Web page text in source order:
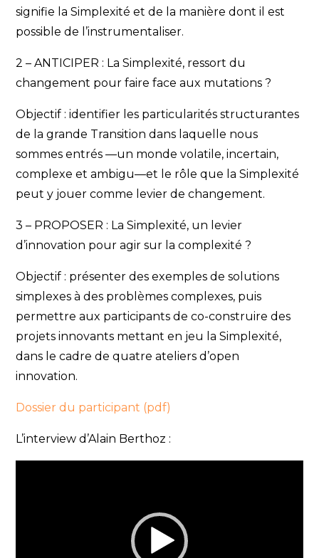
signifie la Simplexité et de la manière dont il est
possible de l’instrumentaliser.
2 – ANTICIPER : La Simplexité, ressort du
changement pour faire face aux mutations ?
Objectif : identifier les particularités structurantes
de la grande Transition dans laquelle nous
sommes entrés —un monde volatile, incertain,
complexe et ambigu—et le rôle que la Simplexité
peut y jouer comme levier de changement.
3 – PROPOSER : La Simplexité, un levier
d’innovation pour agir sur la complexité ?
Objectif : présenter des exemples de solutions
simplexes à des problèmes complexes, puis
permettre aux participants de co-construire des
projets innovants mettant en jeu la Simplexité,
dans le cadre de quatre ateliers d’open
innovation.
Dossier du participant (pdf)
L’interview d’Alain Berthoz :